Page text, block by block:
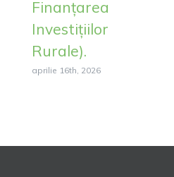
Finanțarea
Investițiilor
Rurale).
aprilie 16th, 2026